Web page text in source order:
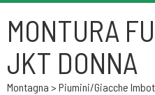
MONTURA
JKT DONNA
Montagna > Piumini/giacche